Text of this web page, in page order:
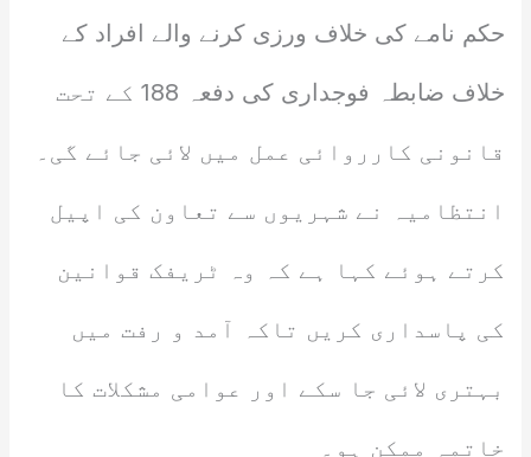
حکم نامے کی خلاف ورزی کرنے والے افراد کے
خلاف ضابطہ فوجداری کی دفعہ 188 کے تحت
قانونی کارروائی عمل میں لائی جائے گی۔
انتظامیہ نے شہریوں سے تعاون کی اپیل
کرتے ہوئے کہا ہے کہ وہ ٹریفک قوانین
کی پاسداری کریں تاکہ آمد و رفت میں
بہتری لائی جا سکے اور عوامی مشکلات کا
خاتمہ ممکن ہو۔